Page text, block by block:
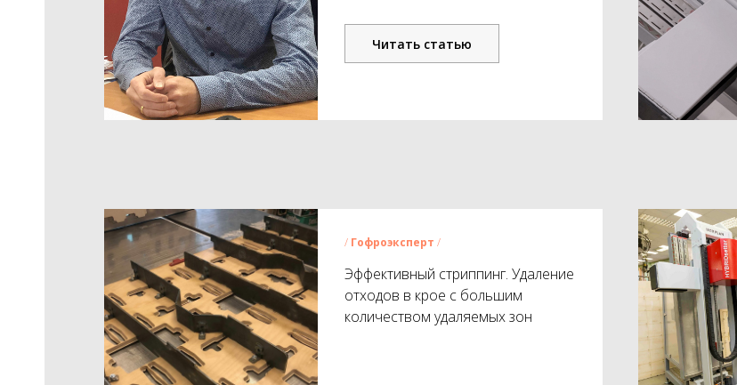
Читать статью
/ Гофроэксперт /
Эффективный стриппинг. Удаление
отходов в крое с большим
количеством удаляемых зон